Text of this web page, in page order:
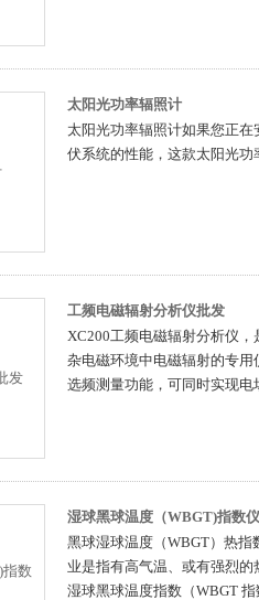
太阳光功率辐照计
太阳光功率辐照计如果您正
伏系统的性能，这款太阳光功
工频电磁辐射分析仪批发
XC200工频电磁辐射分析仪
杂电磁环境中电磁辐射的专用
选频测量功能，可同时实现
湿球黑球温度（WBGT)指数仪
黑球湿球温度（WBGT）热
业是指有高气温、或有强烈的
湿球黑球温度指数（WBGT